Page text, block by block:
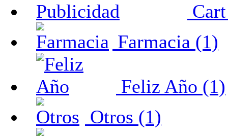
Farmacia (1)
Feliz Año (1)
Otros (1)